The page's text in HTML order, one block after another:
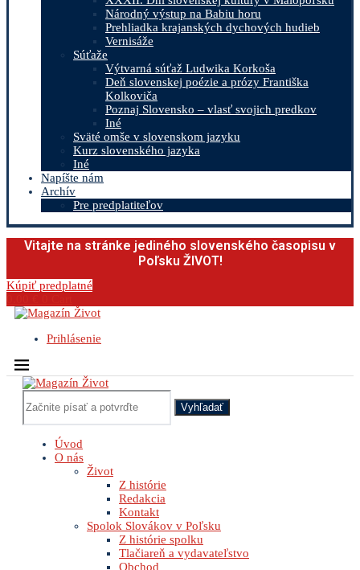
Národný výstup na Babiu horu
Prehliadka krajanských dychových hudieb
Vernisáže
Súťaže
Výtvarná súťaž Ludwika Korkoša
Deň slovenskej poézie a prózy Františka
Kolkoviča
Poznaj Slovensko – vlasť svojich predkov
Iné
Sväté omše v slovenskom jazyku
Kurz slovenského jazyka
Iné
Napíšte nám
Archív
Pre predplatiteľov
Vitajte na stránke jediného slovenského časopisu v
Poľsku ŽIVOT!
Kúpiť predplatné
Prihlásenie
Vyhľadať
Úvod
O nás
Život
Z histórie
Redakcia
Kontakt
Spolok Slovákov v Poľsku
Z histórie spolku
Tlačiareň a vydavateľstvo
Obchod